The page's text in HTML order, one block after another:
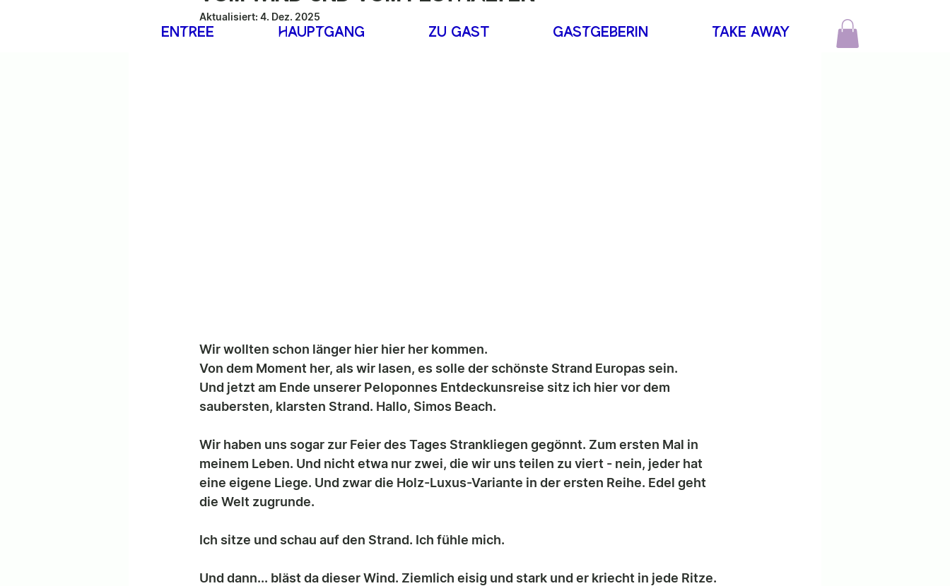
ENtrEE haUPtGaNG ZU GaST GaStGEbErIN tAKE aWaY
Aktualisiert: 4. Dez. 2025
Wir wollten schon länger hier hier her kommen.
Von dem Moment her, als wir lasen, es solle der schönste Strand Europas sein.
Und jetzt am Ende unserer Peloponnes Entdeckunsreise sitz ich hier vor dem
saubersten, klarsten Strand. Hallo, Simos Beach.
Wir haben uns sogar zur Feier des Tages Strankliegen gegönnt. Zum ersten Mal in
meinem Leben. Und nicht etwa nur zwei, die wir uns teilen zu viert - nein, jeder hat
eine eigene Liege. Und zwar die Holz-Luxus-Variante in der ersten Reihe. Edel geht
die Welt zugrunde.
Ich sitze und schau auf den Strand. Ich fühle mich.
Und dann... bläst da dieser Wind. Ziemlich eisig und stark und er kriecht in jede Ritze.